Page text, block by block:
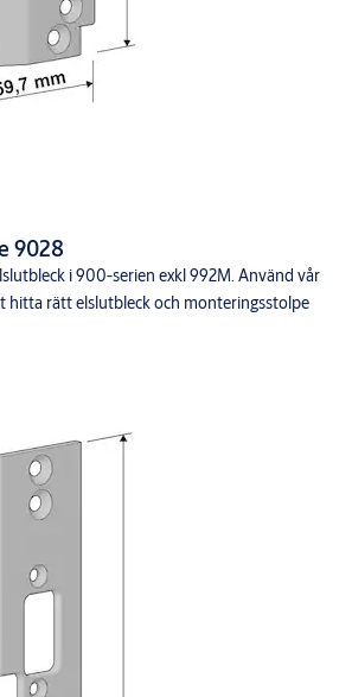
9028
i 900-serien exkl 992M. Använd vår
hitta rätt elslutbleck och monteringsstolpe